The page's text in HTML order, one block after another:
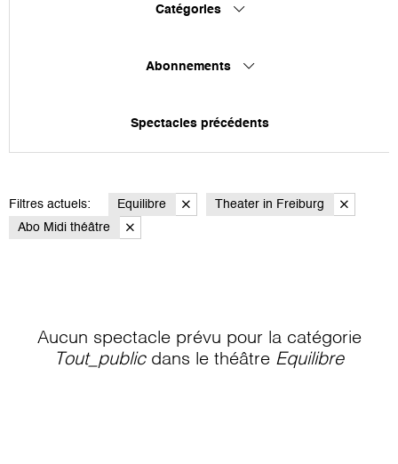
Catégories
Abonnements
Spectacles précédents
Filtres actuels: Equilibre
Theater in Freiburg
Abo Midi théâtre
Aucun spectacle prévu pour la catégorie
Tout_publicdans le théâtre Equilibre